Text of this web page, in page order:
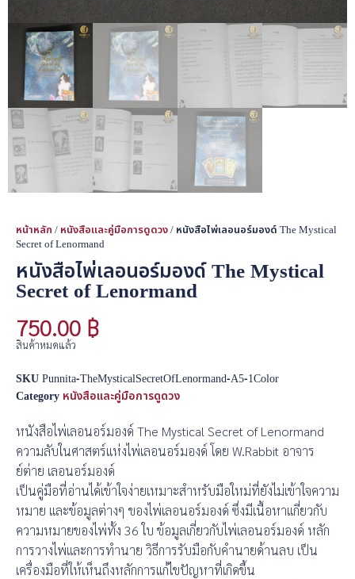
หน้าหลัก / หนังสือและคู่มือการดูดวง/ หนังสือไพ่เลอนอร์มองด์ The Mystical
Secret of Lenormand
หนังสือไพ่เลอนอร์มองด์ The Mystical
Secret of Lenormand
750.00 ฿
สินค้าหมดแล้ว
SKUPunnita-TheMysticalSecretOfLenormand-A5-1Color
Category หนังสือและคู่มือการดูดวง
หนังสือไพ่เลอนอร์มองด์ The Mystical Secret of Lenormand
ความลับในศาสตร์แห่งไพ่เลอนอร์มองด์ โดย W.Rabbit อาจาร
ย์ต่าย เลอนอร์มองด์
เป็นคู่มือที่อ่านได้เข้าใจง่ายเหมาะสำหรับมือใหม่ที่ยังไม่เข้าใจความ
หมาย และข้อมูลต่างๆ ของไพ่เลอนอร์มองด์ ซึ่งมีเนื้อหาเเกี่ยวกับ
ความหมายของไพ่ทั้ง 36 ใบ ข้อมูลเกี่ยวกับไพ่เลอนอร์มองด์ หลัก
การวางไพ่และการทำนาย วิธีการรับมือกับคำนายด้านลบ เป็น
เครื่องมือที่ให้เห็นถึงหลักการแก้ไขปัญหาที่เกิดขึ้น